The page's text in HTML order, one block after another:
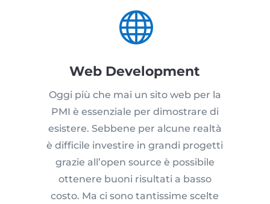

Web Development
Oggi più che mai un sito web per la
PMI è essenziale per dimostrare di
esistere. Sebbene per alcune realtà
è difficile investire in grandi progetti
grazie all’open source è possibile
ottenere buoni risultati a basso
costo. Ma ci sono tantissime scelte